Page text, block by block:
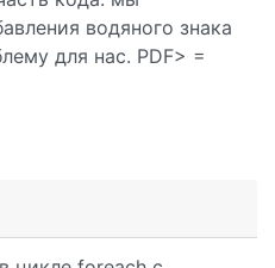
водяного знака
для нас. PDF> =